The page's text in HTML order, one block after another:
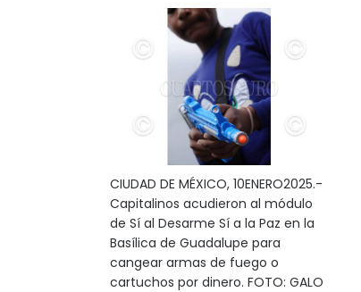
CIUDAD DE MÉXICO, 10ENERO2025.-
Capitalinos acudieron al módulo
de Sí al Desarme Sí a la Paz en la
Basílica de Guadalupe para
cangear armas de fuego o
cartuchos por dinero. FOTO: GALO